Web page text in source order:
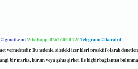
Whatsapp: 0262 606 0 726Telegram: @karabul
Bu nedenle, sitedeki içerikleri proaktif olarak
marka, kurum veya şahıs şirketi ile hiçbir bağlantısı